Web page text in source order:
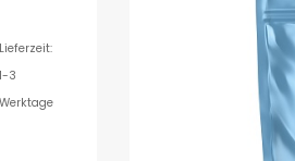
Lieferzeit:
1-3
Werktage